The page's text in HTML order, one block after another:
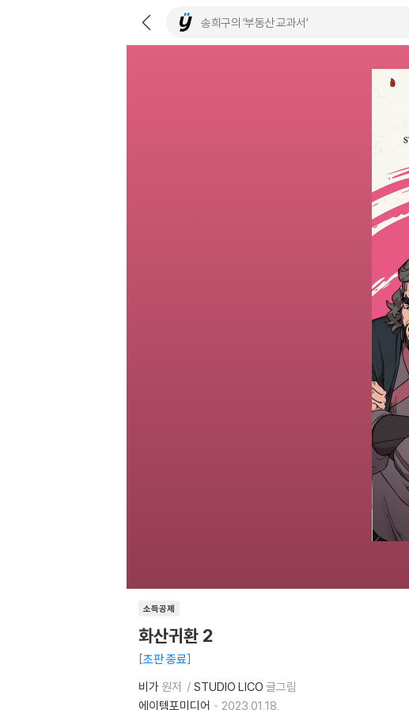
소득공제
화산귀환 2
초판 종료
비가 원저 STUDIO LICO 글그림
에이템포미디어
2023.01.18.